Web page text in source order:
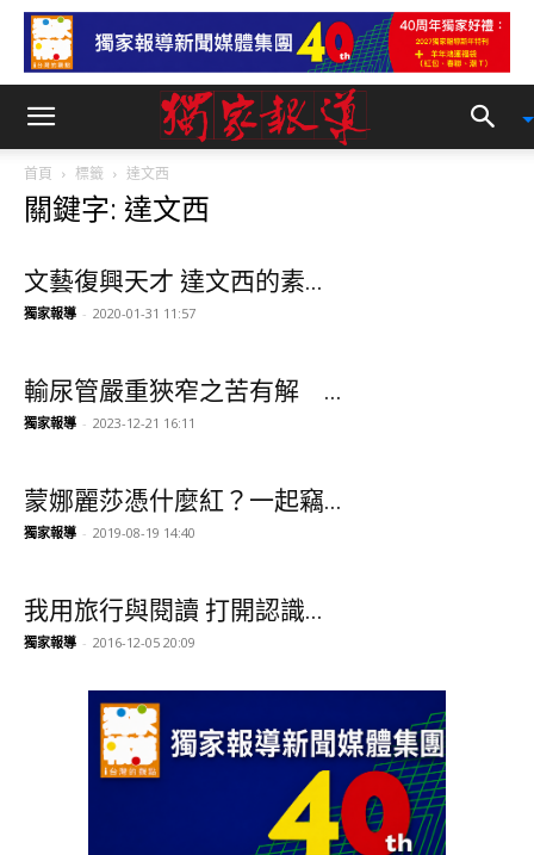
首頁 標籤 達文西
關鍵字: 達文西
文藝復興天才 達文西的素...
獨家報導 - 2020-01-31 11:57
輸尿管嚴重狹窄之苦有解 ...
獨家報導 - 2023-12-21 16:11
蒙娜麗莎憑什麼紅？一起竊...
獨家報導 - 2019-08-19 14:40
我用旅行與閱讀 打開認識...
獨家報導 - 2016-12-05 20:09